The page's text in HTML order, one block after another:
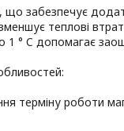
що забезпечує
теплові
1 ° C допомагає
терміну роботи